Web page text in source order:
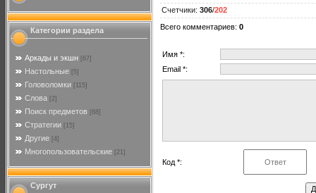
Категории раздела
Аркады и экшн [67]
Настольные [5]
Головоломки [115]
Слова [2]
Поиск предметов [68]
Стратегии [15]
Другие [4]
Многопользовательские [21]
Сургут
Счетчики: 306/202
Всего комментариев: 0
Имя *:
Email *:
Код *: